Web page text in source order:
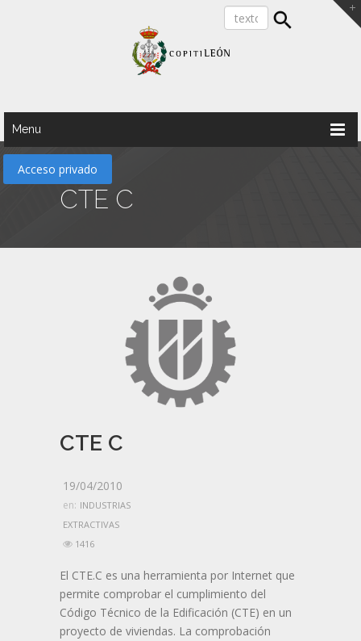
Menu
Acceso privado
CTE C
CTE C
19/04/2010
en: INDUSTRIAS
EXTRACTIVAS
1416
El CTE.C es una herramienta por Internet que
permite comprobar el cumplimiento del
Código Técnico de la Edificación (CTE) en un
proyecto de viviendas. La comprobación